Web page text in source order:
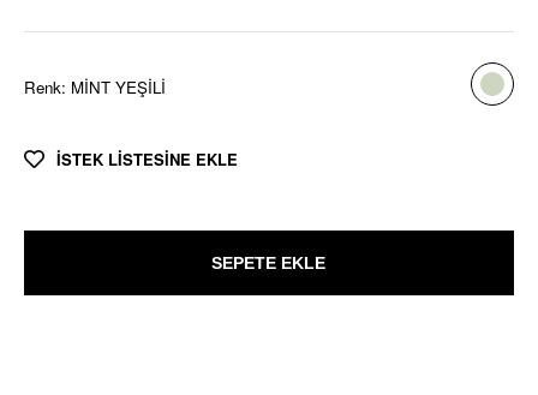
Renk: MİNT YEŞİLİ
İSTEK LİSTESİNE EKLE
SEPETE EKLE